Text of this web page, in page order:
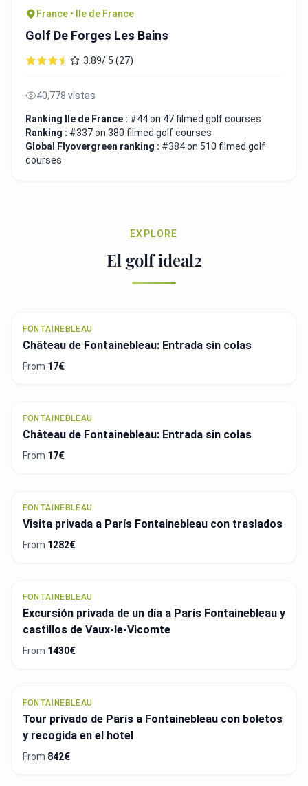
France • Ile de France
Golf De Forges Les Bains
3.89/ 5 (27)
40,778 vistas
Ranking Ile de France : #44 on 47 filmed golf courses
Ranking : #337 on 380 filmed golf courses
Global Flyovergreen ranking : #384 on 510 filmed golf
courses
EXPLORE
El golf ideal2
FONTAINEBLEAU
Château de Fontainebleau: Entrada sin colas
From 17€
FONTAINEBLEAU
Château de Fontainebleau: Entrada sin colas
From 17€
FONTAINEBLEAU
Visita privada a París Fontainebleau con traslados
From 1282€
FONTAINEBLEAU
Excursión privada de un día a París Fontainebleau y
castillos de Vaux-le-Vicomte
From 1430€
FONTAINEBLEAU
Tour privado de París a Fontainebleau con boletos
y recogida en el hotel
From 842€